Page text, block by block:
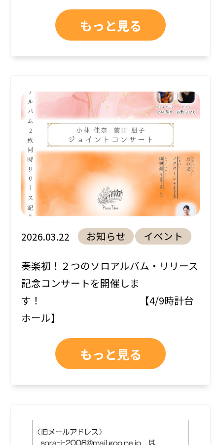
もっと見る
2026.03.22 お知らせ イベント
奏楽初！２つのソロアルバム・リリース
記念コンサートを開催しま
す！ 【4/9時計台
ホール】
もっと見る